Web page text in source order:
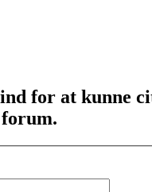
for at kunne